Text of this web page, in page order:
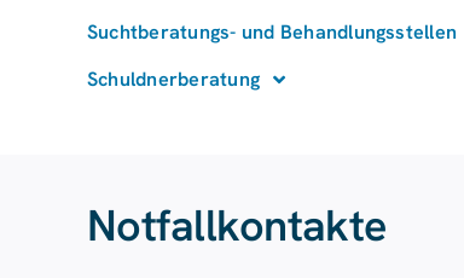
Suchtberatungs- und Behandlungsstellen
Schuldnerberatung
Notfallkontakte